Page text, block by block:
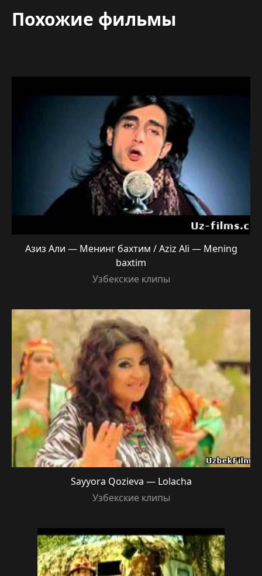
Похожие фильмы
Азиз Али — Менинг бахтим / Aziz Ali — Mening
baxtim
Узбекские клипы
Sayyora Qozieva — Lolacha
Узбекские клипы